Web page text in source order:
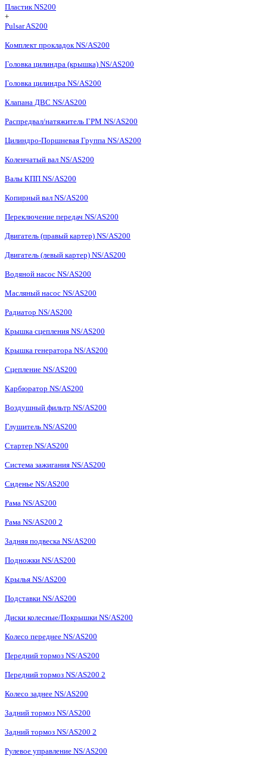
Пластик NS200
+
Pulsar AS200
Комплект прокладок NS/AS200
Головка цилиндра (крышка) NS/AS200
Головка цилиндра NS/AS200
Клапана ДВС NS/AS200
Распредвал/натяжитель ГРМ NS/AS200
Цилиндро-Поршневая Группа NS/AS200
Коленчатый вал NS/AS200
Валы КПП NS/AS200
Копирный вал NS/AS200
Переключение передач NS/AS200
Двигатель (правый картер) NS/AS200
Двигатель (левый картер) NS/AS200
Водяной насос NS/AS200
Масляный насос NS/AS200
Радиатор NS/AS200
Крышка сцепления NS/AS200
Крышка генератора NS/AS200
Сцепление NS/AS200
Карбюратор NS/AS200
Воздушный фильтр NS/AS200
Глушитель NS/AS200
Стартер NS/AS200
Система зажигания NS/AS200
Сиденье NS/AS200
Рама NS/AS200
Рама NS/AS200 2
Задняя подвеска NS/AS200
Подножки NS/AS200
Крылья NS/AS200
Подставки NS/AS200
Диски колесные/Покрышки NS/AS200
Колесо переднее NS/AS200
Передний тормоз NS/AS200
Передний тормоз NS/AS200 2
Колесо заднее NS/AS200
Задний тормоз NS/AS200
Задний тормоз NS/AS200 2
Рулевое управление NS/AS200